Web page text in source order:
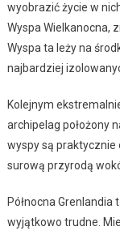
wyobrazić życie w
Wyspa Wielkanocna,
Wyspa ta leży na
najbardziej
Kolejnym
archipelag położony
wyspy są praktycznie
surową przyrodą
Północna
wyjątkowo trudne.